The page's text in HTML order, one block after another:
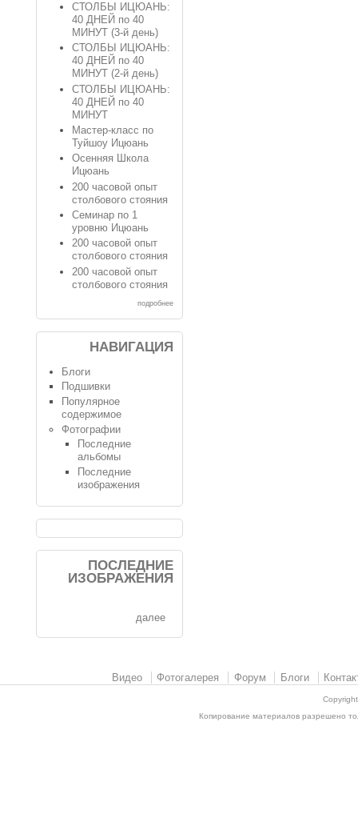
СТОЛБЫ ИЦЮАНЬ:
40 ДНЕЙ по 40
МИНУТ (3-й день)
СТОЛБЫ ИЦЮАНЬ:
40 ДНЕЙ по 40
МИНУТ (2-й день)
СТОЛБЫ ИЦЮАНЬ:
40 ДНЕЙ по 40
МИНУТ
Мастер-класс по
Туйшоу Ицюань
Осенняя Школа
Ицюань
200 часовой опыт
столбового стояния
Семинар по 1
уровню Ицюань
200 часовой опыт
столбового стояния
200 часовой опыт
столбового стояния
подробнее
НАВИГАЦИЯ
Блоги
Подшивки
Популярное
содержимое
Фотографии
Последние
альбомы
Последние
изображения
ПОСЛЕДНИЕ
ИЗОБРАЖЕНИЯ
далее
Видео Фотогалерея Форум Блоги
Копирование материалов разрешено